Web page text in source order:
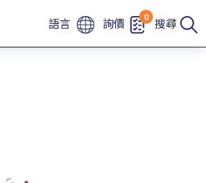
語言 詢價 0 搜尋